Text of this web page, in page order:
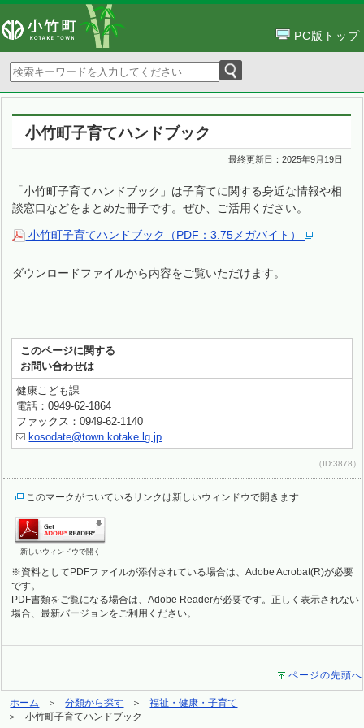
PC版トップ
小竹町子育てハンドブック
最終更新日：2025年9月19日
「小竹町子育てハンドブック」は子育てに関する身近な情報や相
談窓口などをまとめた冊子です。ぜひ、ご活用ください。
小竹町子育てハンドブック（PDF：3.75メガバイト）
ダウンロードファイルから内容をご覧いただけます。
このページに関する
お問い合わせは
健康こども課
電話：0949-62-1864
ファックス：0949-62-1140
kosodate@town.kotake.lg.jp
（ID:3878）
このマークがついているリンクは新しいウィンドウで開きます
新しいウィンドウで開く
※資料としてPDFファイルが添付されている場合は、Adobe Acrobat(R)が必要
です。
PDF書類をご覧になる場合は、Adobe Readerが必要です。正しく表示されない
場合、最新バージョンをご利用ください。
ページの先頭へ
ホーム 分類から探す
福祉・健康・子育て
小竹町子育てハンドブック